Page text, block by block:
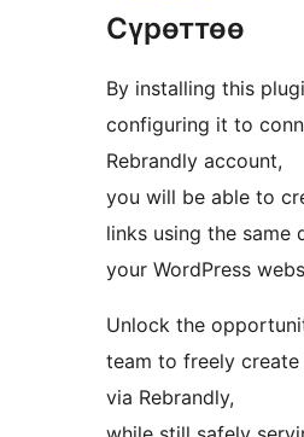
Сүрөттөө
By installing this
configuring it to
Rebrandly account,
you will be able to
links using the same
your WordPress
Unlock the
team to freely
via Rebrandly,